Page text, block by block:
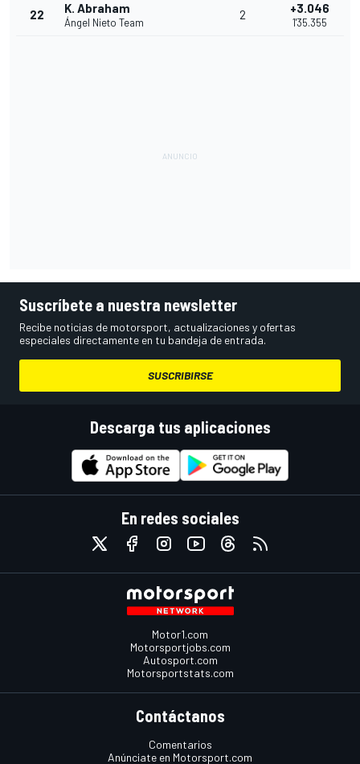
22 K. Abraham
Ángel Nieto Team
2 +3.046
1'35.355
Suscríbete a nuestra newsletter
Recibe noticias de motorsport, actualizaciones y ofertas
especiales directamente en tu bandeja de entrada.
SUSCRIBIRSE
Descarga tus aplicaciones
En redes sociales
Motor1.com
Motorsportjobs.com
Autosport.com
Motorsportstats.com
Contáctanos
Comentarios
Anúnciate en Motorsport.com